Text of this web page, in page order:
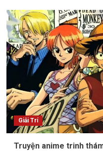
Giải Trí
Truyện anime trinh